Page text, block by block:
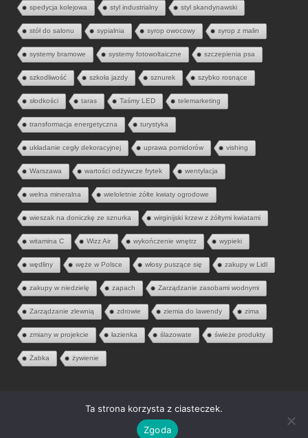
spedycja kolejowa styl industrialny styl skandynawski
stół do salonu sypialnia syrop owocowy syrop z malin
systemy bramowe systemy fotowoltaiczne szczepienia psa
szkodliwość szkoła jazdy sznurek szybko rosnące
słodkości taras Taśmy LED telemarketing
transformacja energetyczna turystyka
układanie cegły dekoracyjnej uprawa pomidorów vishing
Warszawa wartości odżywcze frytek wentylacja
wełna mineralna wieloletnie żółte kwiaty ogrodowe
wieszak na doniczkę ze sznurka wirginijski krzew z żółtymi kwiatami
witamina C Wizz Air wykończenie wnętrz wypieki
wędliny węże w Polsce włosy puszące się zakupy w Lidl
zakupy w niedzielę zapach Zarządzanie zasobami wodnymi
Zarządzanie zlewnią zdrowie ziemia do lawendy zima
zmiany w projekcie łazienka ślazowate świeże produkty
Żabka żywienie
© 2026 Aria Liter. Wszelkie prawa zastrzeżone.
Ta strona korzysta z ciasteczek.
Zgoda